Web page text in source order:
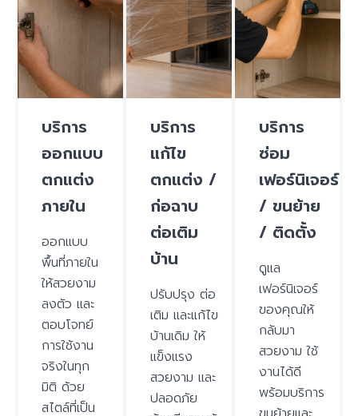
บริการ
ออกแบบ
ตกแต่ง
ภายใน
ออกแบบ
พื้นที่ภายใน
ให้สวยงาม
ลงตัว และ
ตอบโจทย์
การใช้งาน
จริงในทุก
มิติ ด้วย
สไตล์ที่เป็น
บริการ
แก้ไข
ตกแต่ง /
ก่อฉาบ
ต่อเติม
บ้าน
ปรับปรุง ต่อ
เติม และแก้ไข
บ้านเดิม ให้
แข็งแรง
สวยงาม และ
ปลอดภัย
บริการ
ซ่อม
เฟอร์นิเจอร์
/ ขนย้าย
/ ติดตั้ง
ดูแล
เฟอร์นิเจอร์
ของคุณให้
กลับมา
สวยงาม ใช้
งานได้ดี
พร้อมบริการ